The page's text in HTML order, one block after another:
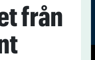
från